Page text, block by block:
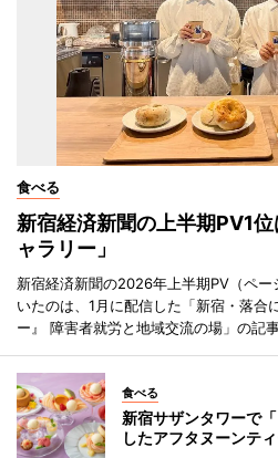
食べる
新宿経済新聞の上半期PV1
ャラリー」
新宿経済新聞の2026年上半期PV（ペ
いたのは、1月に配信した「新宿・落合
ー』 障害者就労と地域交流の場」の記事
食べる
新宿サザンタワーで
したアフタヌーンテ